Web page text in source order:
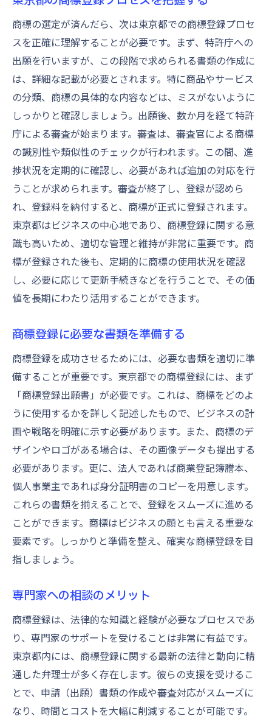
商標権侵害を防ぐための対策
商標の価値を最大化する管理方法
商標更新のスケジュールを管理する
東京都内での商標関連の最新情報を追う
商標の選定が済んだら、次は東京都での商標登録プロセ
スを正確に理解することが必要です。まず、特許庁への
出願を行いますが、この段階で求められる書類の作成に
は、詳細な記載が必要とされます。特に商品やサービス
の分類、商標の具体的な内容などは、ミスがないように
しっかりと確認しましょう。出願後、数か月を経て特許
庁による審査が始まります。審査は、審査官による商標
の識別性や類似性のチェックが行われます。この間、進
捗状況を定期的に確認し、必要があれば追加の対応を行
うことが求められます。審査が終了し、登録が認めら
れ、登録料を納付すると、商標が正式に登録されます。
東京都はビジネスの中心地であり、商標登録に関する意
識も高いため、適切な管理と維持が非常に重要です。商
標が登録された後も、定期的に商標の使用状況を確認
し、必要に応じて更新手続きなどを行うことで、その価
値を長期にわたり活用することができます。
商標登録に必要な書類を準備する
商標登録を成功させるためには、必要な書類を適切に準
備することが重要です。東京都での商標登録には、まず
「商標登録出願書」が必要です。これは、商標をどのよ
うに使用するかを詳しく記述したもので、ビジネスの計
画や戦略を明確に示す必要があります。また、商標のデ
ザインやロゴがある場合は、その画像データも提出する
必要があります。更に、法人であれば商業登記簿謄本、
個人事業主であれば身分証明書のコピーを用意します。
これらの書類を揃えることで、登録をスムーズに進める
ことができます。商標はビジネスの顔とも言える重要な
要素です。しっかりと準備を整え、確実な商標登録を目
指しましょう。
専門家への相談のメリット
商標登録は、法律的な知識と経験が必要なプロセスであ
り、専門家のサポートを受けることは非常に有益です。
東京都内には、商標登録に関する最新の法律と動向に精
通した弁理士が多く存在します。彼らの支援を受けるこ
とで、申請（出願）書類の作成や審査対応がスムーズに
なり、時間とコストを大幅に削減することが可能です。